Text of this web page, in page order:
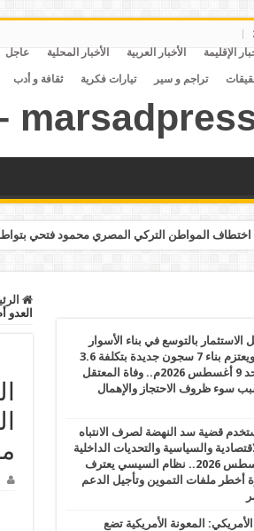
الإقليمة الأخبار العربية الأخبار المحلية عاجل
تراجم و سير تيارات فكرية ثقافة و أدب
اختطاف المواطن التركي المصري محمود فتحي
بالتوسع في بناء الأسوار
وقمع الحريات ويعتزم بناء 7 سجون جديدة بتكلفة 3.6
مليار جنيه.. الأحد 9 أغسطس 2026م.. وفاة المعتقل
سوء ظروف الاحتجاز والإهمال
قضية سد النهضة لصرف الانتباه
والسياسية والتحديات الداخلية
.. السبت 8 أغسطس 2026.. نظام السيسي يعترف
أخطر ملفات التموين وتأجيل الدعم
المعونة الأمريكية تضع